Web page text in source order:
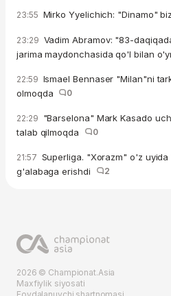
23:55 Mirko Yyelichich: "Dinamo"
23:29 Vadim Abramov: "83-
jarima maydonchasida qo'l bilan
22:59 Ismael Bennaser "Milan"ni
olmoqda
0
22:29 "Barselona" Mark Kasado
talab qilmoqda
0
21:57 Superliga. "Xorazm" o'z
g'alabaga erishdi
2
2026 © Championat.Asia
Maxfiylik siyosati